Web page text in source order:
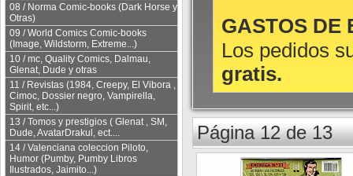
08 / Norma Comic-books (Dark Horse y
Otras)
09 / World Comics Comic-books
(Image, Wildstorm, Extreme...)
10 / mc, Quality Comics, Dalmau,
Glenat, Dude y otras
11 / Revistas (1984, Creepy, El Vibora ,
Cimoc, Dossier negro, Vampirella,
Spirit, etc...)
13 / Tomos y prestigios ( Glenat , SM,
Dude, AvatarDrakul, ect....
14 / Valenciana coleccion Piloto,
Humor (Pumby, Pumby Libros
Ilustrados, Jaimito...)
GASTOS DE
Los pedidos
gratis.
Página 12 de 13